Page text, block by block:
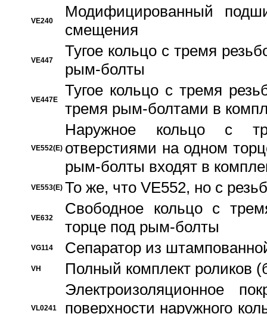
VE240
Модифицированный
смещения
VE447
Тугое кольцо с тремя
рым-болты
VE447E
Тугое кольцо с тремя
тремя рым-болтами в
VE552(E)
Наружное кольцо с
отверстиями на одном
рым-болты входят в
VE553(E) То же, что VE552, но с
VE632
Свободное кольцо с
торце под рым-болты
VG114 Сепаратор из
VH Полный комплект роликов
VL0241
Электроизоляционное
поверхности наружного